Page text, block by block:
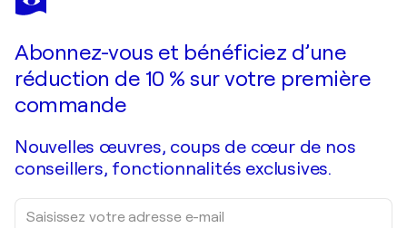
Taube
Abonnez-vous et bénéficiez d’une
réduction de 10 % sur votre première
commande
Nouvelles œuvres, coups de cœur de nos
conseillers, fonctionnalités exclusives.